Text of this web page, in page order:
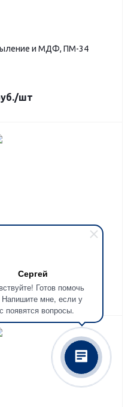
Сергей
Готов помочь
мне, если у
появятся вопросы.
и МДФ, ПМ-34
/шт
и МДФ, ПМ-2
/шт